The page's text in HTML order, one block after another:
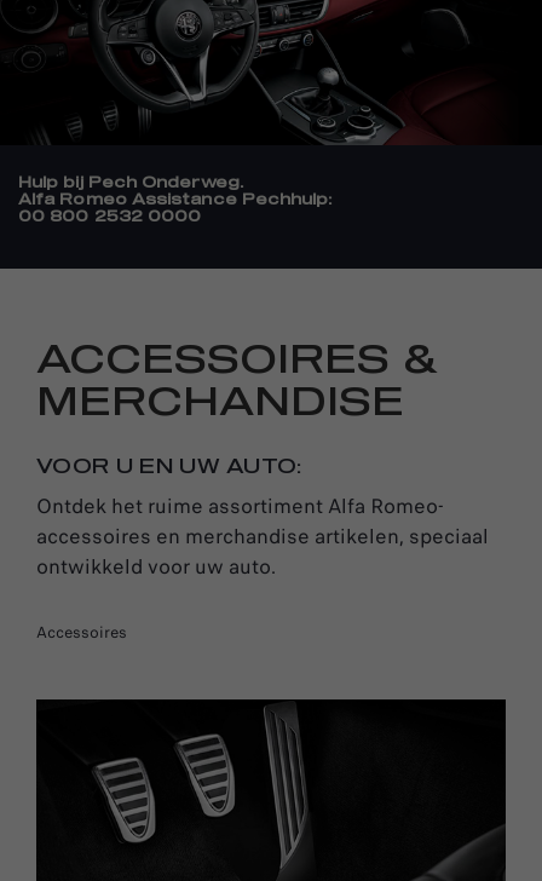
Hulp bij Pech Onderweg.
Alfa Romeo Assistance Pechhulp:
00 800 2532 0000
ACCESSOIRES &
MERCHANDISE
VOOR U EN UW AUTO:
Ontdek het ruime assortiment Alfa Romeo-
accessoires en merchandise artikelen, speciaal
ontwikkeld voor uw auto.
Accessoires